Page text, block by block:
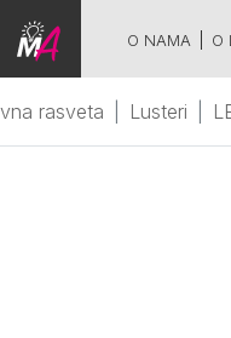
O NAMA O
rasveta Lusteri